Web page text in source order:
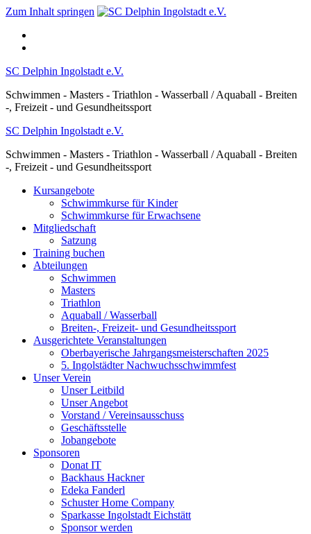
Zum Inhalt springen
SC Delphin Ingolstadt e.V.
Schwimmen - Masters - Triathlon - Wasserball / Aquaball - Breiten
-, Freizeit - und Gesundheitssport
SC Delphin Ingolstadt e.V.
Schwimmen - Masters - Triathlon - Wasserball / Aquaball - Breiten
-, Freizeit - und Gesundheitssport
Kursangebote
Schwimmkurse für Kinder
Schwimmkurse für Erwachsene
Mitgliedschaft
Satzung
Training buchen
Abteilungen
Schwimmen
Masters
Triathlon
Aquaball / Wasserball
Breiten-, Freizeit- und Gesundheitssport
Ausgerichtete Veranstaltungen
Oberbayerische Jahrgangsmeisterschaften 2025
5. Ingolstädter Nachwuchsschwimmfest
Unser Verein
Unser Leitbild
Unser Angebot
Vorstand / Vereinsausschuss
Geschäftsstelle
Jobangebote
Sponsoren
Donat IT
Backhaus Hackner
Edeka Fanderl
Schuster Home Company
Sparkasse Ingolstadt Eichstätt
Sponsor werden